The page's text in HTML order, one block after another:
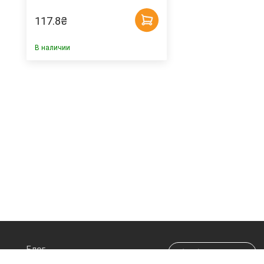
117.8₴
В наличии
Блог (044) 290-70-20